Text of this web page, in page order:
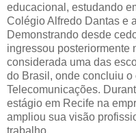
educacional, estudando
Colégio Alfredo Dantas e
Demonstrando desde
ingressou posteriormente
considerada uma das
do Brasil, onde concluiu
Telecomunicações.
estágio em Recife na
ampliou sua visão
trabalho.